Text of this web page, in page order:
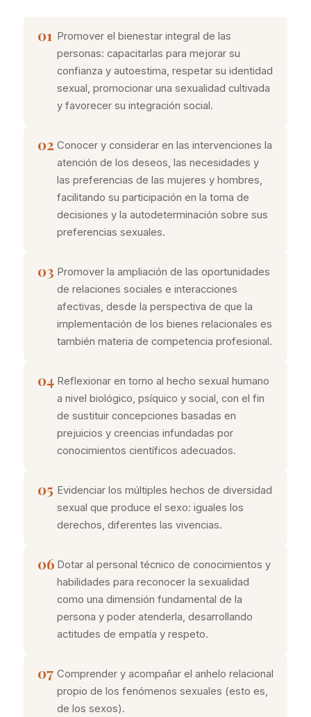
01 Promover el bienestar integral de las
personas: capacitarlas para mejorar su
confianza y autoestima, respetar su identidad
sexual, promocionar una sexualidad cultivada
y favorecer su integración social.
02 Conocer y considerar en las intervenciones la
atención de los deseos, las necesidades y
las preferencias de las mujeres y hombres,
facilitando su participación en la toma de
decisiones y la autodeterminación sobre sus
preferencias sexuales.
03 Promover la ampliación de las oportunidades
de relaciones sociales e interacciones
afectivas, desde la perspectiva de que la
implementación de los bienes relacionales es
también materia de competencia profesional.
04 Reflexionar en torno al hecho sexual humano
a nivel biológico, psíquico y social, con el fin
de sustituir concepciones basadas en
prejuicios y creencias infundadas por
conocimientos científicos adecuados.
05 Evidenciar los múltiples hechos de diversidad
sexual que produce el sexo: iguales los
derechos, diferentes las vivencias.
06 Dotar al personal técnico de conocimientos y
habilidades para reconocer la sexualidad
como una dimensión fundamental de la
persona y poder atenderla, desarrollando
actitudes de empatía y respeto.
07 Comprender y acompañar el anhelo relacional
propio de los fenómenos sexuales (esto es,
de los sexos).